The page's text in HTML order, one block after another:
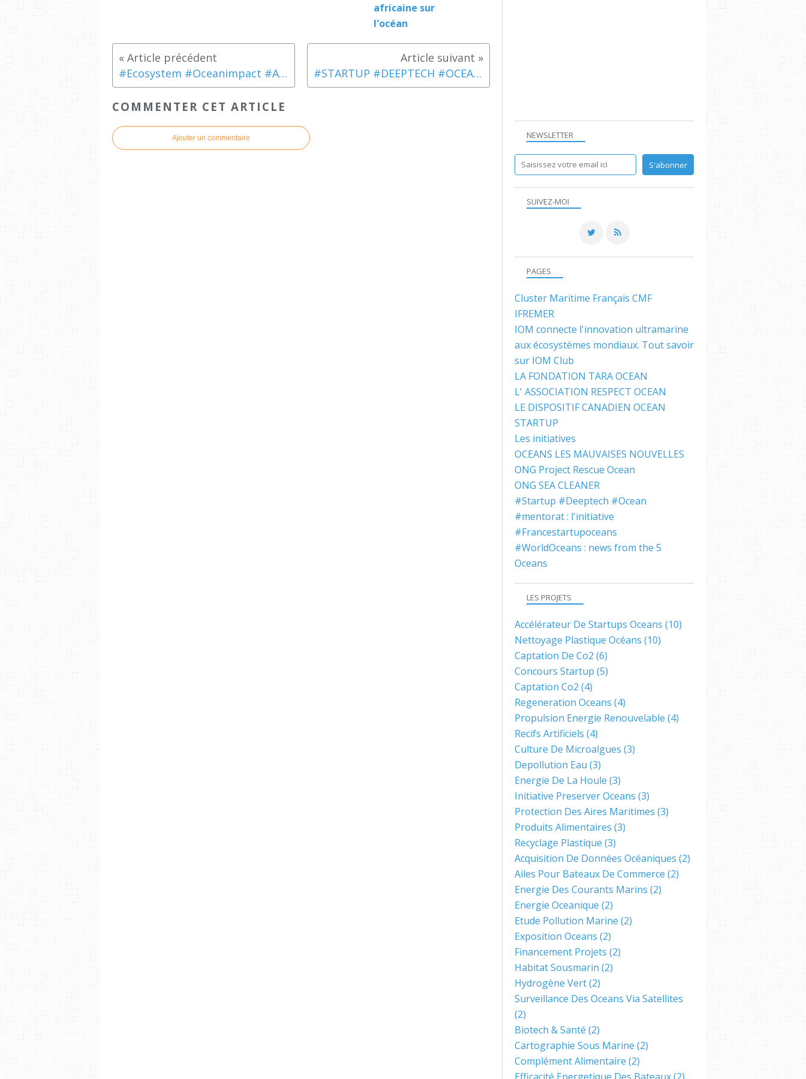
africaine sur
l'océan
#Ecosystem #Oceanimpact #Australia #Startup #Mentorat #STARTUP #DEEPTECH #OCEAN #MENTORAT #FRANCESTARTUPOCEANS : LE PROJET 126 INALVE
COMMENTER CET ARTICLE
Ajouter un commentaire NEWSLETTER
SUIVEZ-MOI
PAGES
Cluster Maritime Français CMF
IFREMER
IOM connecte l'innovation ultramarine
aux écosystèmes mondiaux. Tout savoir
sur IOM Club
LA FONDATION TARA OCEAN
L' ASSOCIATION RESPECT OCEAN
LE DISPOSITIF CANADIEN OCEAN
STARTUP
Les initiatives
OCEANS LES MAUVAISES NOUVELLES
ONG Project Rescue Ocean
ONG SEA CLEANER
#Startup #Deeptech #Ocean
#mentorat : l'initiative
#Francestartupoceans
#WorldOceans : news from the 5
Oceans
LES PROJETS
Accélérateur De Startups Oceans (10)
Nettoyage Plastique Océans (10)
Captation De Co2 (6)
Concours Startup (5)
Captation Co2 (4)
Regeneration Oceans (4)
Propulsion Energie Renouvelable (4)
Recifs Artificiels (4)
Culture De Microalgues (3)
Depollution Eau (3)
Energie De La Houle (3)
Initiative Preserver Oceans (3)
Protection Des Aires Maritimes (3)
Produits Alimentaires (3)
Recyclage Plastique (3)
Acquisition De Données Océaniques (2)
Ailes Pour Bateaux De Commerce (2)
Energie Des Courants Marins (2)
Energie Oceanique (2)
Etude Pollution Marine (2)
Exposition Oceans (2)
Financement Projets (2)
Habitat Sousmarin (2)
Hydrogène Vert(2)
Surveillance Des Oceans Via Satellites
(2)
Biotech & Santé (2)
Cartographie Sous Marine (2)
Complément Alimentaire (2)